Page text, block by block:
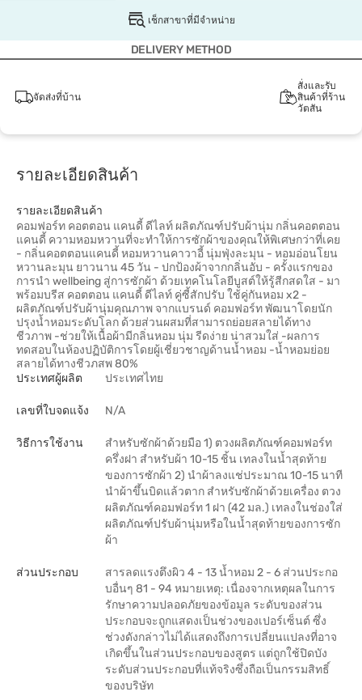
เช็กสาขาที่มีจำหน่าย
DELIVERY METHOD
จัดส่งที่บ้าน
สั่งและรับ
สินค้าที่ร้าน
วัตสัน
รายละเอียดสินค้า
รายละเอียดสินค้า
คอมฟอร์ท คอตตอน แคนดี้ ดีไลท์ ผลิตภัณฑ์ปรับผ้านุ่ม กลิ่นคอตตอน
แคนดี้ ความหอมหวานที่จะทำให้การซักผ้าของคุณให้พิเศษกว่าที่เคย
- กลิ่นคอตตอนแคนดี้ หอมหวานคาวาอี้ นุ่มฟุ่งละมุน - หอมอ่อนโยน
หวานละมุน ยาวนาน 45 วัน - ปกป้องผ้าจากกลิ่นอับ - ครั้งแรกของ
การนำ wellbeing สู่การซักผ้า ด้วยเทคโนโลยีบูสต์ให้รู้สีกสดใส - มา
พร้อมบรีส คอตตอน แคนดี้ ดีไลท์ คู่ซี้สักปรับ ใช้คู่กันหอม x2 -
ผลิตภัณฑ์ปรับผ้านุ่มคุณภาพ จากแบรนด์ คอมฟอร์ท พัฒนาโดยนัก
ปรุงน้ำหอมระดับโลก ด้วยส่วนผสมที่สามารถย่อยสลายได้ทาง
ชีวภาพ -ช่วยให้เนื้อผ้ามีกลิ่นหอม นุ่ม รีดง่าย น่าสวมใส่ -ผลการ
ทดสอบในห้องปฏิบัติการโดยผู้เชี่ยวชาญด้านน้ำหอม -น้ำหอมย่อย
สลายได้ทางชีวภสพ 80%
ประเทศผู้ผลิต
ประเทศไทย
เลขที่ใบจดแจ้ง N/A
วิธีการใช้งาน
สำหรับซักผ้าด้วยมือ 1) ตวงผลิตภัณฑ์คอมฟอร์ท
ครึ่งฝา สำหรับผ้า 10-15 ชิ้น เทลงในน้ำสุดท้าย
ของการซักผ้า 2) นำผ้าลงแช่ประมาณ 10-15 นาที
นำผ้าขึ้นบิดแล้วตาก สำหรับซักผ้าด้วยเครื่อง ตวง
ผลิตภัณฑ์คอมฟอร์ท 1 ฝา (42 มล.) เทลงในช่องใส่
ผลิตภัณฑ์ปรับผ้านุ่มหรือในน้ำสุดท้ายของการซัก
ผ้า
ส่วนประกอบ
สารลดแรงตึงผิว 4 - 13 น้ำหอม 2 - 6 ส่วนประกอ
บอื่นๆ 81 - 94 หมายเหตุ: เนื่องจากเหตุผลในการ
รักษาความปลอดภัยของข้อมูล ระดับของส่วน
ประกอบจะถูกแสดงเป็นช่วงของเปอร์เซ็นต์ ซึ่ง
ช่วงดังกล่าวไม่ได้แสดงถึงการเปลี่ยนแปลงที่อาจ
เกิดขึ้นในส่วนประกอบของสูตร แต่ถูกใช้ปิดบัง
ระดับส่วนประกอบที่แท้จริงซึ่งถือเป็นกรรมสิทธิ์
ของบริษัท